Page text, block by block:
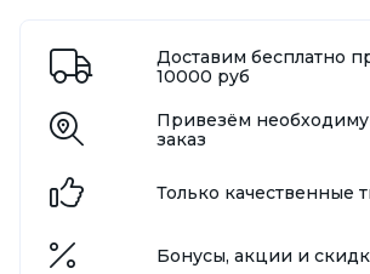
Доставим бесплатно
10000 руб
Привезём
заказ
Только качественные
Бонусы, акции и